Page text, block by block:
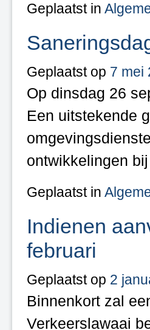
Geplaatst in
Geplaatst op 7 mei
Op dinsdag 26
Een uitstekende
ontwikkelingen
Geplaatst in
Indienen
februari
Geplaatst op 2
Binnenkort zal
Verkeerslawaai